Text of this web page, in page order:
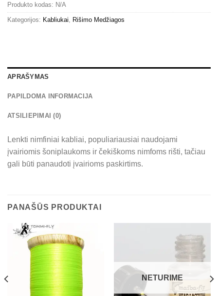
Produkto kodas: N/A
Kategorijos: Kabliukai Rišimo Medžiagos
APRAŠYMAS
PAPILDOMA INFORMACIJA
ATSILIEPIMAI (0)
Lenkti nimfiniai kabliai, populiariausiai naudojami
įvairiomis šoniplaukoms ir čekiškoms nimfoms rišti, tačiau
gali būti panaudoti įvairioms paskirtims.
PANAŠŪS PRODUKTAI
NETURIME